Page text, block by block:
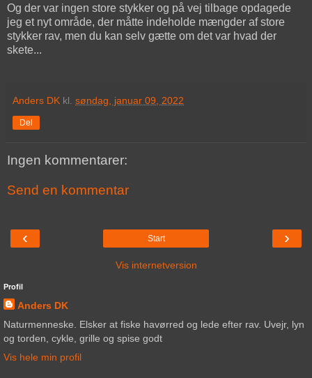
Og der var ingen store stykker og på vej tilbage opdagede
jeg et nyt område, der måtte indeholde mængder af store
stykker rav, men du kan selv gætte om det var hvad der
skete...
Anders DK kl. søndag, januar 09, 2022
Del
Ingen kommentarer:
Send en kommentar
‹ ›
Start
Vis internetversion
Profil
Anders DK
Naturmenneske. Elsker at fiske havørred og lede efter rav. Uvejr, lyn
og torden, cykle, grille og spise godt
Vis hele min profil